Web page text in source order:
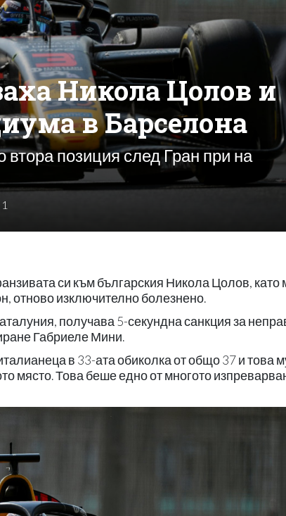
Никола Цолов и
в Барселона
втора позиция след Гран при на
1
си към българския Никола Цолов, като
отново изключително болезнено.
получава 5-секундна санкция за
Габриеле Мини.
в 33-ата обиколка от общо 37 и това
място. Това беше едно от многото